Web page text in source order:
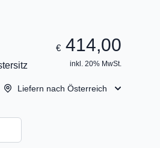
€ 414,00
inkl. 20% MwSt.
Liefern nach Österreich